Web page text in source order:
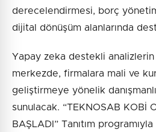
derecelendirmesi, borç
dijital dönüşüm alanlarında
Yapay zeka destekli analizlerin
merkezde, firmalara mali ve
geliştirmeye yönelik
sunulacak. “TEKNOSAB KOBİ
BAŞLADI” Tanıtım